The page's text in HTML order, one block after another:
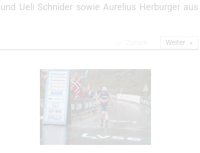
Ueli Schnider sowie Aurelius Herburger aus
Weiter